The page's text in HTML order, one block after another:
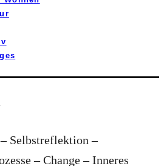
Selbstreflektion –
– Change – Inneres